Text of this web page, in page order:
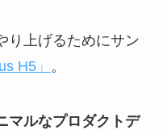
り上げるためにサン
H5」 。
マルなプロダクトデ